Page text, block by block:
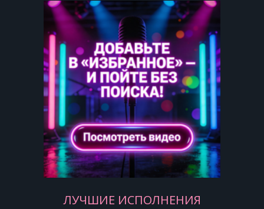
ЛУЧШИЕ ИСПОЛНЕНИЯ